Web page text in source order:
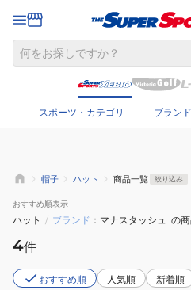
スポーツ・カテゴリ ブランド
さらに絞
帽子 ハット 商品一覧 絞り込み
おすすめ順表示
ハット / ブランド マナスタッシュ の
4件
おすすめ順 人気順 新着順